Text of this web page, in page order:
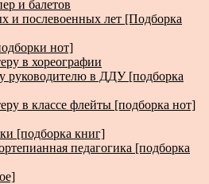
и балетов
и послевоенных лет [Подборка
нот]
в хореографии
руководителю в ДДУ [подборка
в классе флейты [подборка нот]
[подборка книг]
педагогика [подборка